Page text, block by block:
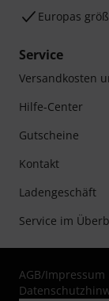
Europas
Service
Versandkosten
Hilfe-Center
Gutscheine
Kontakt
Ladengeschäft
Service im
AGB/Impressum